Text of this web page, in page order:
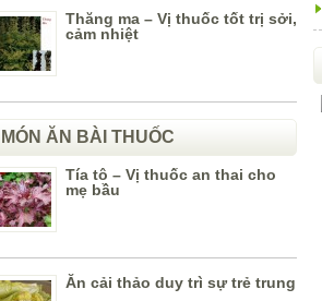
Thăng ma – Vị thuốc tốt trị sởi,
cảm nhiệt
MÓN ĂN BÀI THUỐC
Tía tô – Vị thuốc an thai cho
mẹ bầu
Ăn cải thảo duy trì sự trẻ trung